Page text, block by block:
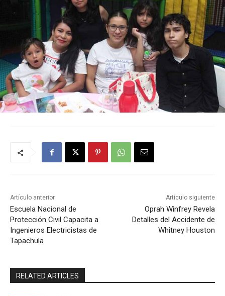
Artículo anterior
Escuela Nacional de
Protección Civil Capacita a
Ingenieros Electricistas de
Tapachula
Artículo siguiente
Oprah Winfrey Revela
Detalles del Accidente de
Whitney Houston
RELATED ARTICLES